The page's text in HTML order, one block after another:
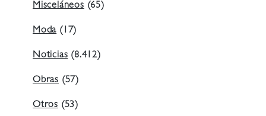
Misceláneos (65)
Moda (17)
Noticias (8.412)
Obras (57)
Otros (53)